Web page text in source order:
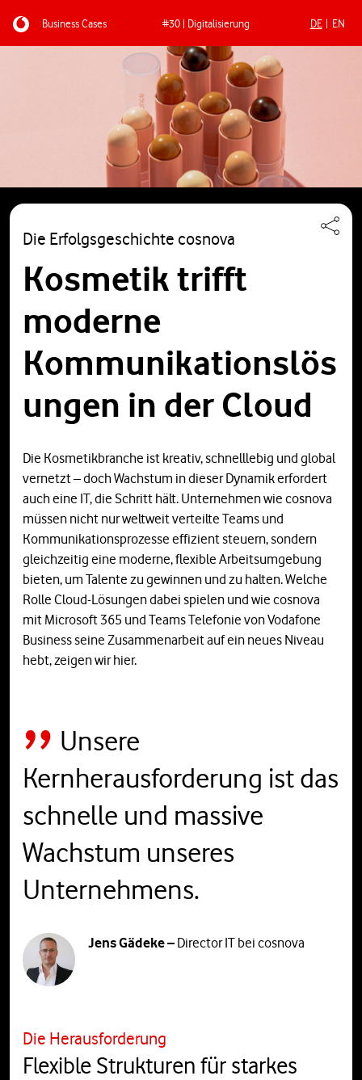
Business Cases #30 | Digitalisierung DE EN
Die Erfolgsgeschichte cosnova
Kosmetik trifft
moderne
Kommunikationslös
ungen in der Cloud
Die Kosmetikbranche ist kreativ, schnelllebig und global
vernetzt – doch Wachstum in dieser Dynamik erfordert
auch eine IT, die Schritt hält. Unternehmen wie cosnova
müssen nicht nur weltweit verteilte Teams und
Kommunikationsprozesse effizient steuern, sondern
gleichzeitig eine moderne, flexible Arbeitsumgebung
bieten, um Talente zu gewinnen und zu halten. Welche
Rolle Cloud-Lösungen dabei spielen und wie cosnova
mit Microsoft 365 und Teams Telefonie von Vodafone
Business seine Zusammenarbeit auf ein neues Niveau
hebt, zeigen wir hier.
Unsere
Kernherausforderung ist das
schnelle und massive
Wachstum unseres
Unternehmens.
Jens Gädeke – Director IT bei cosnova
Die Herausforderung
Flexible Strukturen für starkes